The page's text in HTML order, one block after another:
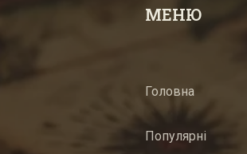
МЕНЮ
Головна
Популярні